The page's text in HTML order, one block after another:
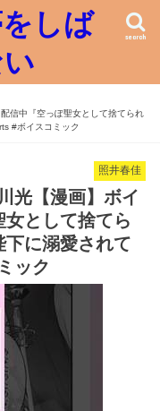
しば
search
信中『空っぽ聖女として捨てられ
#ボイスコミック
照井春佳
光【漫画】ボイ
として捨てら
に溺愛されて
ック